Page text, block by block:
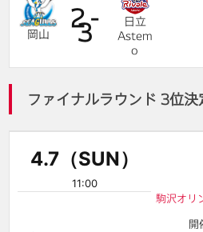
岡山
2-
3
日立
Astem
o
ファイナルラウンド 3位決
4.7（SUN）
11:00
駒沢オリ
開